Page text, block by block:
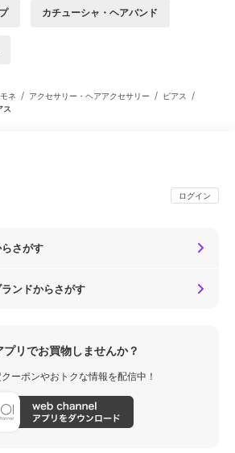
カチューシャ・ヘアバンド
ネ / アクセサリー・ヘアアクセサリー / ピアス /
ス
ログイン
さがす
ンドからさがす
プリでお買物しませんか？
ーポンやおトクな情報を配信中！